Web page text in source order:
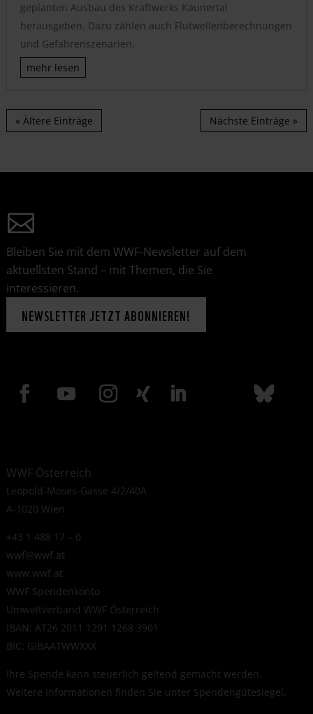
geplanten Ausbau des Kraftwerks Kaunertal
herausgeben. Dazu zählen auch Flutwellenberechnungen
und Gefahrenszenarien.
mehr lesen
« Ältere Einträge Nächste Einträge »
Bleiben Sie mit dem WWF-Newsletter auf dem
aktuellsten Stand – mit Themen, die Sie
interessieren.
NEWSLETTER JETZT ABONNIEREN!
WWF Österreich
Leopold-Moses-Gasse 4/2/40A
A-1020 Wien
+43 1 488 17 – 0
wwf@wwf.at
www.wwf.at
WWF Spendenkonto
Umweltverband WWF Österreich
IBAN: AT26 2011 1291 1268 3901
BIC: GIBAATWWXXX
Ihre Spende kann steuerlich geltend gemacht werden.
Weitere Informationen finden Sie unter Spendengütesiegel.